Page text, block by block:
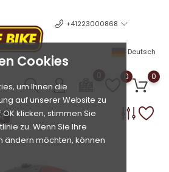
Cookies
um Ihnen die
auf unserer Website zu
klicken, stimmen Sie
zu. Wenn Sie Ihre
ändern möchten, können
+41223000868
Deutsch
0 0